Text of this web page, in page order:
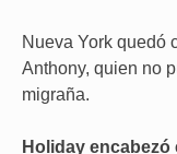
Nueva York quedó
Anthony, quien no
migraña.
Holiday